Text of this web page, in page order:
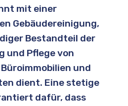
mit einer
Gebäudereinigung,
Bestandteil der
und Pflege von
und
dient. Eine stetige
dafür, dass